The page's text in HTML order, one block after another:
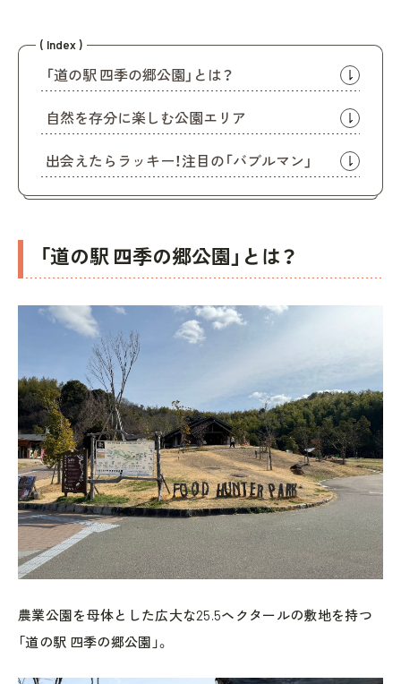
( Index )
「道の駅 四季の郷公園」とは？
自然を存分に楽しむ公園エリア
出会えたらラッキー！注目の「バブルマン」
「道の駅 四季の郷公園」とは？
農業公園を母体とした広大な25.5ヘクタールの敷地を持つ
「道の駅 四季の郷公園」。